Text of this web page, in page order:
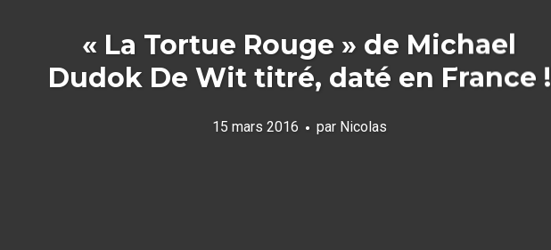
« La Tortue Rouge » de Michael
Dudok De Wit titré, daté en France !
15 mars 2016 par Nicolas